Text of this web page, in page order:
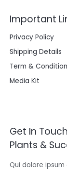
Important
Privacy Policy
Shipping Details
Term &
Media Kit
Get In
Plants &
Qui dolore